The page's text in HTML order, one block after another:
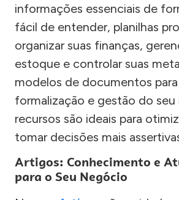
informações essenciais de
fácil de entender, planilhas
organizar suas finanças,
estoque e controlar suas
modelos de documentos para
formalização e gestão do seu
recursos são ideais para
tomar decisões mais
Artigos: Conhecimento e
para o Seu Negócio